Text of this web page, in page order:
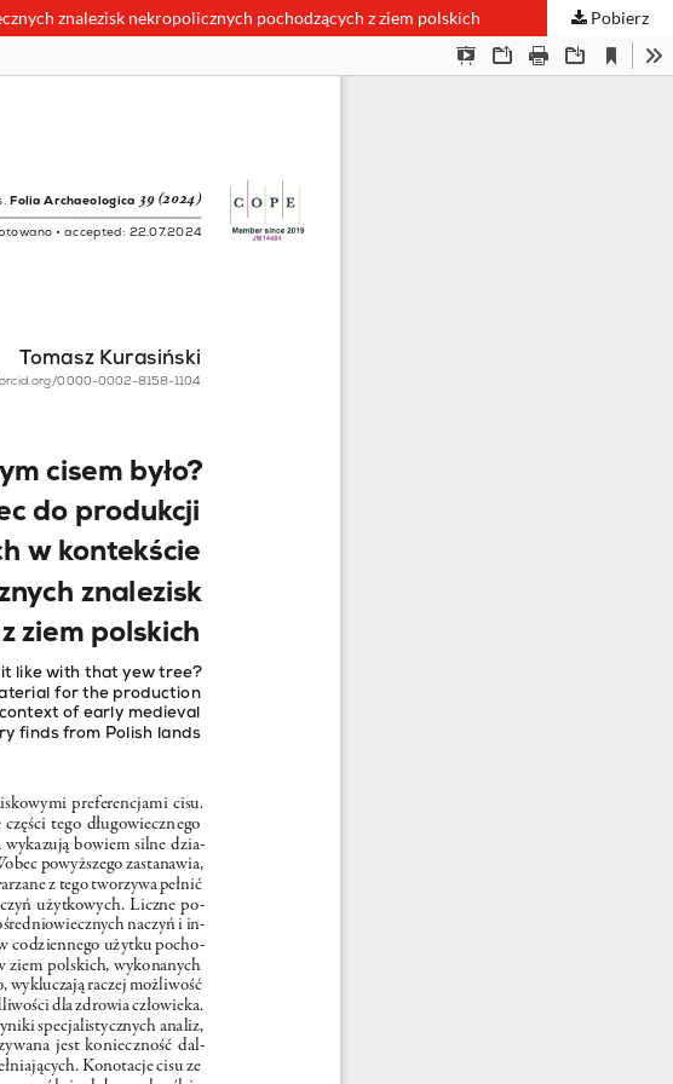
znalezisk nekropolicznych pochodzących z ziem polskich Pobierz